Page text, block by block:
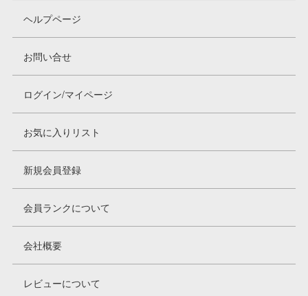
ヘルプページ
お問い合せ
ログイン/マイページ
お気に入りリスト
新規会員登録
会員ランクについて
会社概要
レビューについて